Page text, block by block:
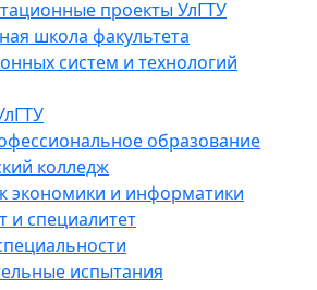
проекты УлГТУ
школа факультета
систем и технологий
образование
колледж
экономики и информатики
и специалитет
испытания